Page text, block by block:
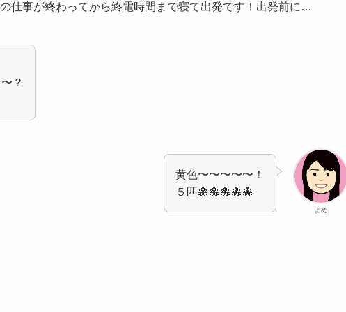
仕事が終わってから終電時間まで寝て出発です！出発前に…
？
よめ
黄色〜〜〜〜〜！
５匹🐙🐙🐙🐙🐙